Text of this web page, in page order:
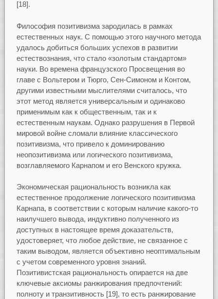
[18].
Философия позитивизма зародилась в рамках
естественных наук. С помощью этого научного метода
удалось добиться больших успехов в развитии
естествознания, что стало «золотым стандартом»
науки. Во времена французского Просвещения во
главе с Вольтером и Тюрго, Сен-Симоном и Контом,
другими известными мыслителями считалось, что
этот метод является универсальным и одинаково
применимым как к общественным, так и к
естественным наукам. Однако разрушения в Первой
мировой войне сломали влияние классического
позитивизма, что привело к доминированию
неопозитивизма или логического позитивизма,
возглавляемого Карнапом и его Венского кружка.
Экономическая рациональность возникла как
естественное продолжение логического позитивизма
Карнапа, в соответствии с которым наличие какого-то
наилучшего вывода, индуктивно полученного из
доступных в настоящее время доказательств,
удостоверяет, что любое действие, не связанное с
таким выводом, является объективно неоптимальным
с учетом современного уровня знаний.
Позитивистская рациональность опирается на две
ключевые аксиомы ранжирования предпочтений:
полноту и транзитивность [19], то есть ранжирование